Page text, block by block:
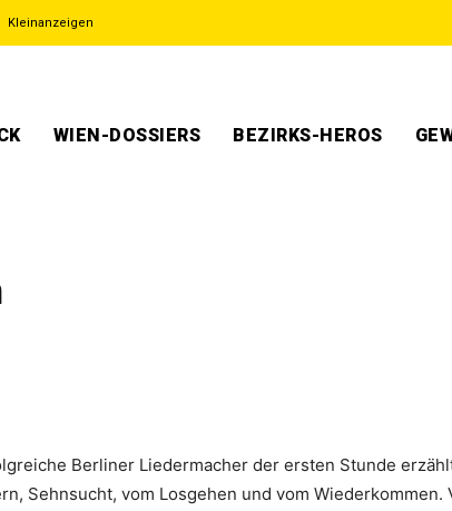
Kleinanzeigen
WIEN-DOSSIERS BEZIRKS-HEROS
Berliner Liedermacher der ersten Stunde
Sehnsucht, vom Losgehen und vom